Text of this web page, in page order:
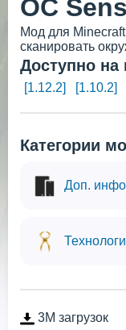
OC
Мод для
сканировать
Доступно на
[1.12.2] [1.10.2]
Категории
Доп.
3M загрузок